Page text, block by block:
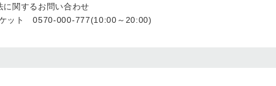
に関するお問い合わせ
ケット 0570-000-777(10:00～20:00)